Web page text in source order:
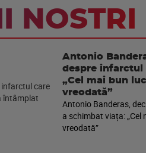
NOSTRI
Antonio
despre infarctul
„Cel mai bun
vreodată”
Antonio Banderas,
a schimbat viața:
vreodată”